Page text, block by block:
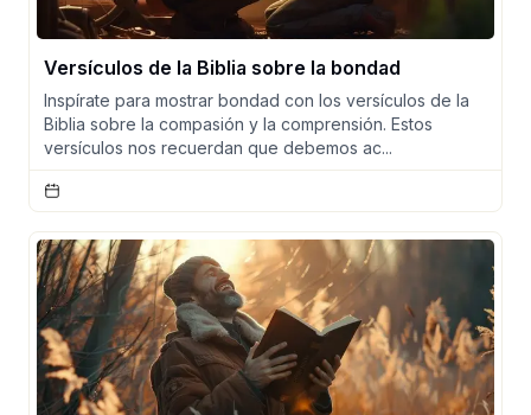
Versículos de la Biblia sobre la bondad
Inspírate para mostrar bondad con los versículos de la
Biblia sobre la compasión y la comprensión. Estos
versículos nos recuerdan que debemos ac...